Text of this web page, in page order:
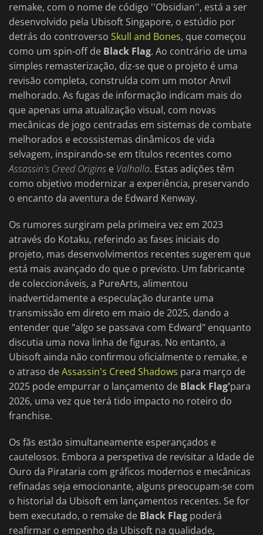
remake, com o nome de código ''Obsidian'', está a ser
desenvolvido pela Ubisoft Singapore, o estúdio por
detrás do controverso Skull and Bones, que começou
como um spin-off de Black Flag. Ao contrário de uma
simples remasterização, diz-se que o projeto é uma
revisão completa, construída com um motor Anvil
melhorado. As fugas de informação indicam mais do
que apenas uma atualização visual, com novas
mecânicas de jogo centradas em sistemas de combate
melhorados e ecossistemas dinâmicos de vida
selvagem, inspirando-se em títulos recentes como
Assassin's Creed Origins e Valhalla. Estas adições têm
como objetivo modernizar a experiência, preservando
o encanto da aventura de Edward Kenway.
Os rumores surgiram pela primeira vez em 2023
através do Kotaku, referindo as fases iniciais do
projeto, mas desenvolvimentos recentes sugerem que
está mais avançado do que o previsto. Um fabricante
de coleccionáveis, a PureArts, alimentou
inadvertidamente a especulação durante uma
transmissão em direto em maio de 2025, dando a
entender que "algo se passava com Edward" enquanto
discutia uma nova linha de figuras. No entanto, a
Ubisoft ainda não confirmou oficialmente o remake, e
o atraso deAssassin's Creed Shadows para março de
2025 pode empurrar o lançamento de Black Flag'para
2026, uma vez que terá tido impacto no roteiro do
franchise.
Os fãs estão simultaneamente esperançados e
cautelosos. Embora a perspetiva de revisitar a Idade de
Ouro da Pirataria com gráficos modernos e mecânicas
refinadas seja emocionante, alguns preocupam-se com
o historial da Ubisoft em lançamentos recentes. Se for
bem executado, o remake de Black Flag poderá
reafirmar o empenho da Ubisoft na qualidade,